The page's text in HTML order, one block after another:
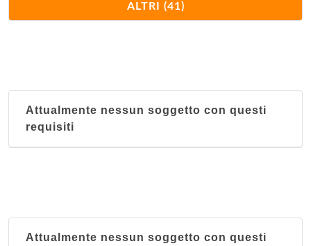
via Carlo Cattaneo 34, Lecco
Capri
Caviate
ALTRI (41)
Attualmente nessun soggetto con questi
requisiti
Attualmente nessun soggetto con questi